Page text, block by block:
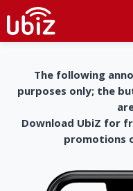
The following
purposes only; the
Download UbiZ for
promotions